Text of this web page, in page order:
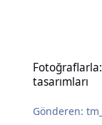
tasarımları
Gönderen: